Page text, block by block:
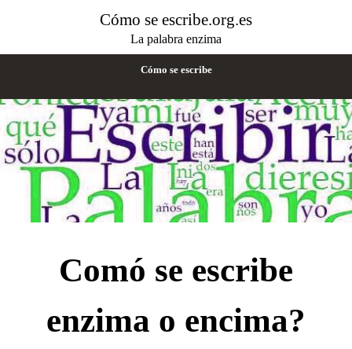
Cómo se escribe.org.es
La palabra enzima
Cómo se escribe
Comó se escribe
enzima o encima?